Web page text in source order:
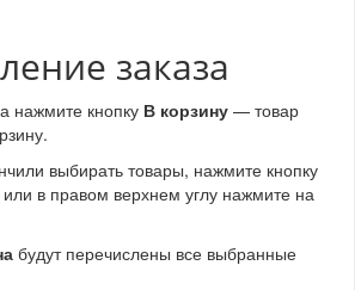
заказа
нажмите кнопку В корзину — товар
выбирать товары, нажмите кнопку
или в правом верхнем углу нажмите на
будут перечислены все выбранные